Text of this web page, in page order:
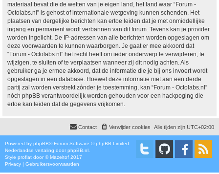
materiaal bevat die de wetten van je eigen land, het land waar “Forum -
Octolabs.nl” is gehost of internationale wetgeving kunnen schenden. Het
plaatsen van dergelijke berichten kan ertoe leiden dat je met onmiddellijke
ingang en permanent wordt verbannen van dit forum. Tevens kan je provider
worden ingelicht. De IP-adressen van alle berichten worden opgeslagen om
deze voorwaarden te kunnen waarborgen. Je gaat er mee akkoord dat
“Forum - Octolabs.nl” het recht heeft om ieder onderwerp te verwijderen, te
wijzigen, te sluiten of te verplaatsen wanneer zij dit nodig achten. Als
gebruiker ga je ermee akkoord, dat de informatie die je bij ons invoert wordt
opgeslagen in een database. Hoewel deze informatie niet aan een derde
partij zal worden verstrekt zónder je toestemming, kan “Forum - Octolabs.nl”
nóch phpBB verantwoordelijk worden gehouden voor een hackpoging die
ertoe kan leiden dat de gegevens vrijkomen.
Alle tijden zijn UTC+02:00
Verwijder cookies
Contact
Powered by phpBB® Forum Software © phpBB Limited
Nederlandse vertaling door phpBB.nl
Style proflat door ©Mazeltof 2017
Privacy | Gebruikersvoorwaarden